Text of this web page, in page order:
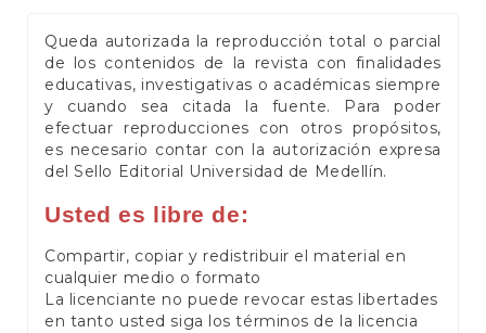
Queda autorizada la reproducción total o parcial
de los contenidos de la revista con finalidades
educativas, investigativas o académicas siempre
y cuando sea citada la fuente. Para poder
efectuar reproducciones con otros propósitos,
es necesario contar con la autorización expresa
del Sello Editorial Universidad de Medellín.
Usted es libre de:
Compartir, copiar y redistribuir el material en
cualquier medio o formato
La licenciante no puede revocar estas libertades
en tanto usted siga los términos de la licencia